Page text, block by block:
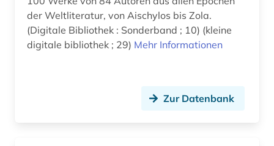
cristoforo landino (1)
datensammlung (2)
Vatikanstadt (1)
der Weltliteratur, von Aischylos bis Zola.
(Digitale Bibliothek : Sonderband ; 10) (kleine
digitale bibliothek ; 29) Mehr Informationen
Zur Datenbank